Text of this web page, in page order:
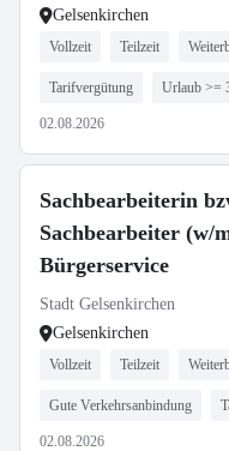
Gelsenkirchen
Vollzeit Teilzeit
Tarifvergütung Urlaub >=
02.08.2026
Sachbearbeiterin
Sachbearbeiter (w/
Bürgerservice
Stadt Gelsenkirchen
Gelsenkirchen
Vollzeit Teilzeit
Gute Verkehrsanbindung
02.08.2026